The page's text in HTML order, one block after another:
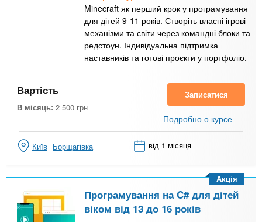
Minecraft як перший крок у програмування
для дітей 9-11 років. Створіть власні ігрові
механізми та світи через командні блоки та
редстоун. Індивідуальна підтримка
наставників та готові проєкти у портфоліо.
Вартість
В місяць: 2 500 грн
Записатися
Подробно о курсе
Київ Борщагівка від 1 місяця
Програмування на C# для дітей
віком від 13 до 16 років
Акція